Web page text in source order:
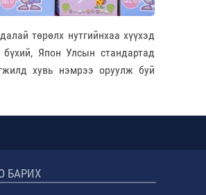
төрөлх нутгийнхаа хүүхэд
Япон Улсын стандартад
хувь нэмрээ оруулж буй
БАРИХ